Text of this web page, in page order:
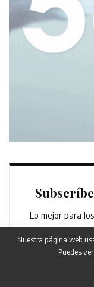
Lo mejor para
Nuestra página web
Puedes